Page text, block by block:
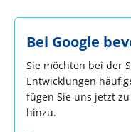
Bei Google
Sie möchten bei der
Entwicklungen
fügen Sie uns jetzt
hinzu.